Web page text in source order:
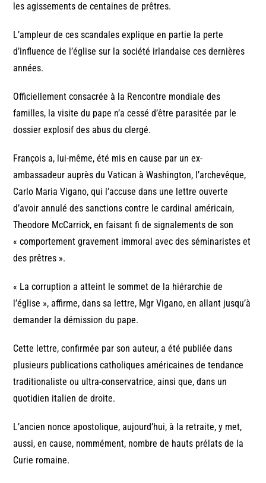
les agissements de centaines de prêtres.
L’ampleur de ces scandales explique en partie la perte
d’influence de l’église sur la société irlandaise ces dernières
années.
Officiellement consacrée à la Rencontre mondiale des
familles, la visite du pape n’a cessé d’être parasitée par le
dossier explosif des abus du clergé.
François a, lui-même, été mis en cause par un ex-
ambassadeur auprès du Vatican à Washington, l’archevêque,
Carlo Maria Vigano, qui l’accuse dans une lettre ouverte
d’avoir annulé des sanctions contre le cardinal américain,
Theodore McCarrick, en faisant fi de signalements de son
« comportement gravement immoral avec des séminaristes et
des prêtres ».
« La corruption a atteint le sommet de la hiérarchie de
l’église », affirme, dans sa lettre, Mgr Vigano, en allant jusqu’à
demander la démission du pape.
Cette lettre, confirmée par son auteur, a été publiée dans
plusieurs publications catholiques américaines de tendance
traditionaliste ou ultra-conservatrice, ainsi que, dans un
quotidien italien de droite.
L’ancien nonce apostolique, aujourd’hui, à la retraite, y met,
aussi, en cause, nommément, nombre de hauts prélats de la
Curie romaine.